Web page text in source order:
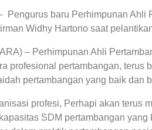
Pengurus baru Perhimpunan Ahli
Widhy Hartono saat
– Perhimpunan Ahli
profesional pertambangan, terus
pertambangan yang baik dan
profesi, Perhapi akan terus
SDM pertambangan